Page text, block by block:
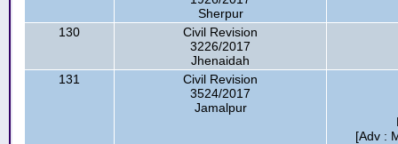
Sherpur
130
Civil Revision
3226/2017
Jhenaidah
131
Civil Revision
3524/2017
Jamalpur
[Adv :